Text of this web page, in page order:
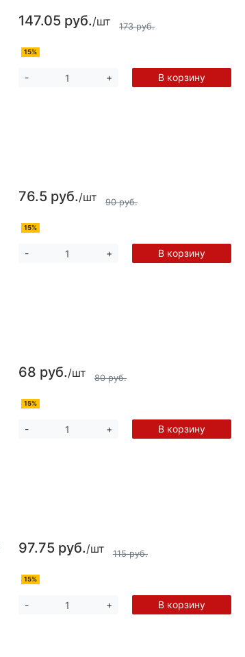
147.05 руб./шт 173 руб.
15%
- + В корзину
76.5 руб./шт 90 руб.
15%
- + В корзину
68 руб./шт 80 руб.
15%
- + В корзину
97.75 руб./шт 115 руб.
15%
- + В корзину